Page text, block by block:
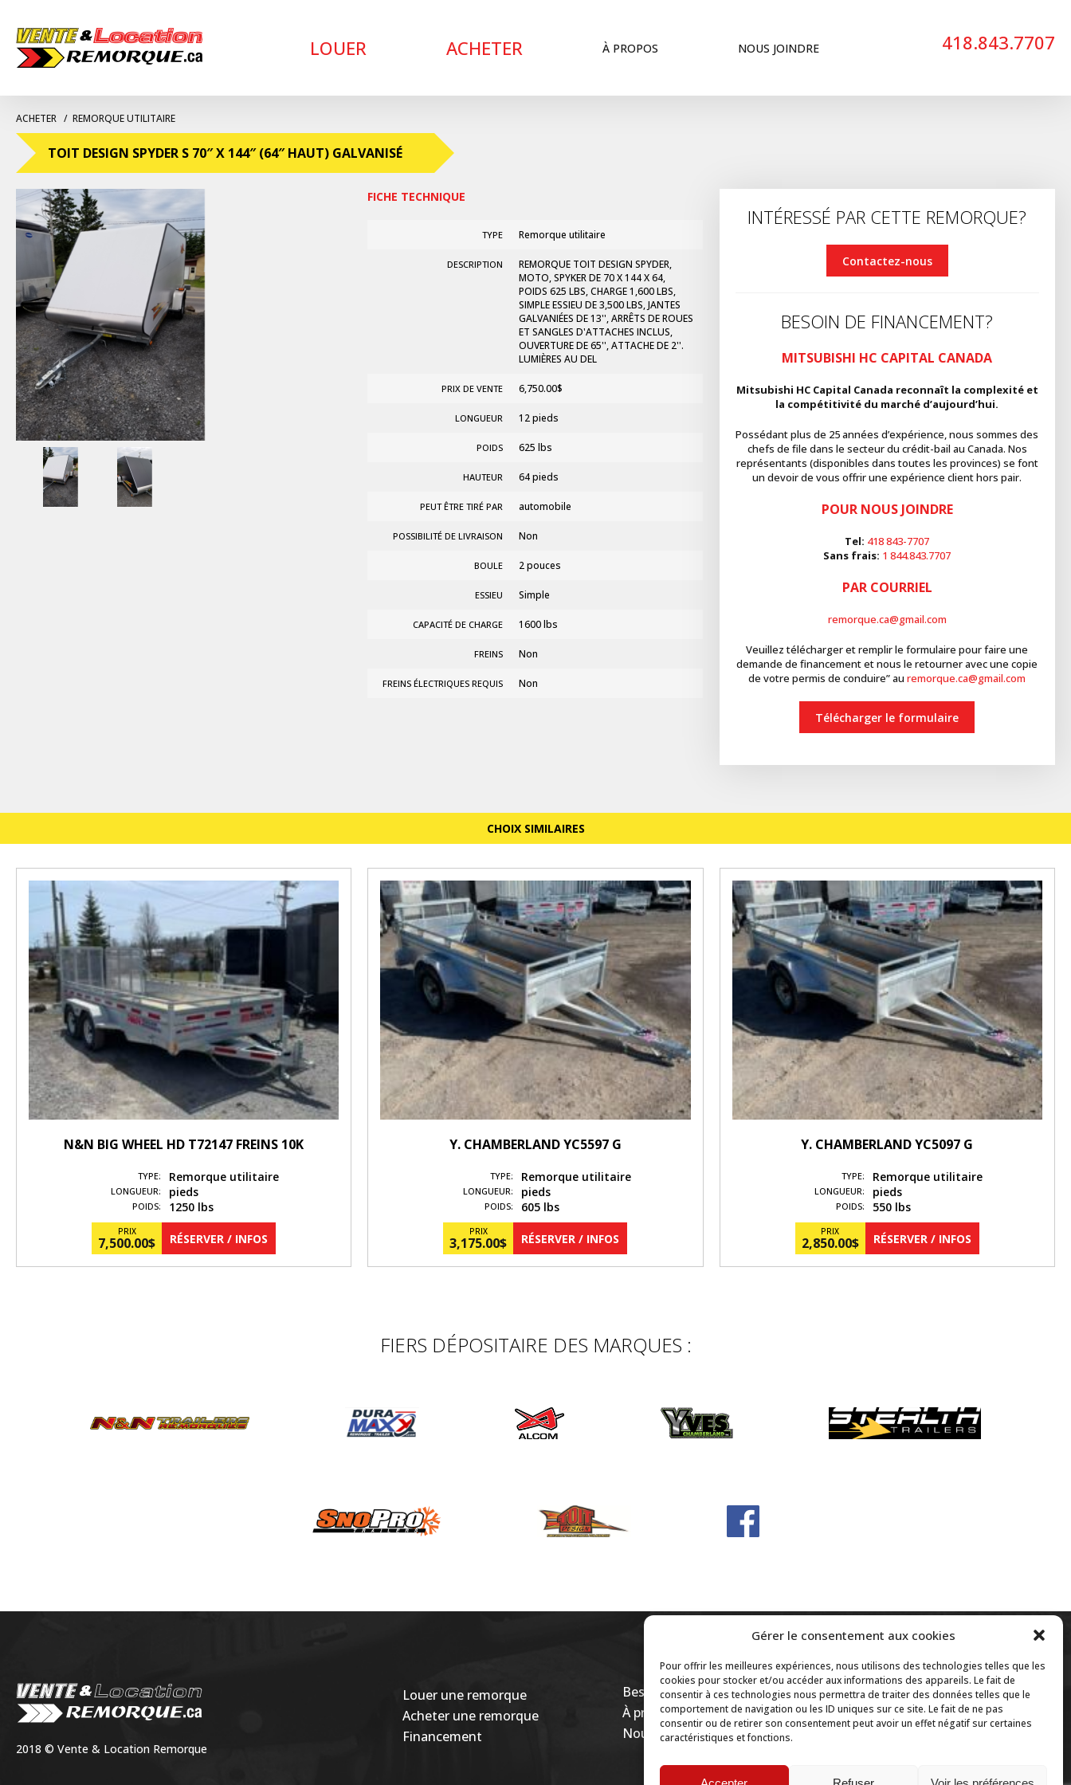
Gérer le consentement aux cookies
Pour offrir les meilleures expériences, nous utilisons des technologies telles que les
cookies pour stocker et/ou accéder aux informations des appareils. Le fait de
consentir à ces technologies nous permettra de traiter des données telles que le
comportement de navigation ou les ID uniques sur ce site. Le fait de ne pas
consentir ou de retirer son consentement peut avoir un effet négatif sur certaines
caractéristiques et fonctions.
LOUER ACHETER À PROPOS NOUS JOINDRE 418.843.7707
ACHETER REMORQUE UTILITAIRE
TOIT DESIGN SPYDER S 70″ X 144″ (64″ HAUT) GALVANISÉ
FICHE TECHNIQUE
TYPE Remorque utilitaire
DESCRIPTION
REMORQUE TOIT DESIGN SPYDER,
MOTO, SPYKER DE 70 X 144 X 64,
POIDS 625 LBS, CHARGE 1,600 LBS,
SIMPLE ESSIEU DE 3,500 LBS, JANTES
GALVANIÉES DE 13'', ARRÊTS DE ROUES
ET SANGLES D'ATTACHES INCLUS,
OUVERTURE DE 65'', ATTACHE DE 2''.
LUMIÈRES AU DEL
PRIX DE VENTE 6,750.00$
LONGUEUR 12 pieds
POIDS 625 lbs
HAUTEUR 64 pieds
PEUT ÊTRE TIRÉ PAR automobile
POSSIBILITÉ DE LIVRAISON Non
BOULE 2 pouces
ESSIEU Simple
CAPACITÉ DE CHARGE 1600 lbs
FREINS Non
FREINS ÉLECTRIQUES REQUIS Non
INTÉRESSÉ PAR CETTE REMORQUE?
Contactez-nous
BESOIN DE FINANCEMENT?
MITSUBISHI HC CAPITAL CANADA
Mitsubishi HC Capital Canada reconnaît la complexité et
la compétitivité du marché d’aujourd’hui.
Possédant plus de 25 années d’expérience, nous sommes des
chefs de file dans le secteur du crédit-bail au Canada. Nos
représentants (disponibles dans toutes les provinces) se font
un devoir de vous offrir une expérience client hors pair.
POUR NOUS JOINDRE
Tel: 418 843-7707
Sans frais: 1 844.843.7707
PAR COURRIEL
remorque.ca@gmail.com
Veuillez télécharger et remplir le formulaire pour faire une
demande de financement et nous le retourner avec une copie
de votre permis de conduire” auremorque.ca@gmail.com
Télécharger le formulaire
CHOIX SIMILAIRES
N&N BIG WHEEL HD T72147 FREINS 10K
TYPE: Remorque utilitaire
LONGUEUR: pieds
POIDS: 1250 lbs
PRIX
7,500.00$ RÉSERVER / INFOS
Y. CHAMBERLAND YC5597 G
TYPE: Remorque utilitaire
LONGUEUR: pieds
POIDS: 605 lbs
PRIX
3,175.00$ RÉSERVER / INFOS
Y. CHAMBERLAND YC5097 G
TYPE: Remorque utilitaire
LONGUEUR: pieds
POIDS: 550 lbs
PRIX
2,850.00$ RÉSERVER / INFOS
FIERS DÉPOSITAIRE DES MARQUES :
2018 © Vente & Location Remorque
Louer une remorque
Acheter une remorque
Financement
Besoin d’une roulotte ?
À propos
Nous joindre
418.843.7707